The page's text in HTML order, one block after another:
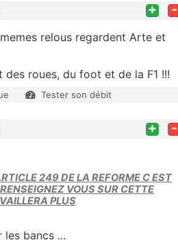
+ -
relous regardent Arte et
roues, du foot et de la F1 !!!
Tester son débit
+ -
249 DE LA REFORME C EST
VOUS SUR CETTE
PLUS
bancs ...